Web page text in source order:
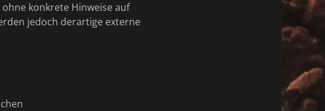
konkrete Hinweise auf
jedoch derartige externe